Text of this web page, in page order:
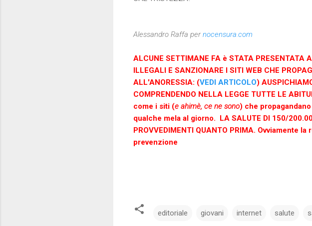
Alessandro Raffa pernocensura.com
ALCUNE SETTIMANE FA è STATA PRESENTATA
ILLEGALI E SANZIONARE I SITI WEB CHE
ALL'ANORESSIA: (VEDI ARTICOLO)
COMPRENDENDO NELLA LEGGE TUTTE LE
come i siti (e ahimè, ce ne sono) che
qualche mela al giorno. LA SALUTE DI 150/
PROVVEDIMENTI QUANTO PRIMA. Ovviamente
prevenzione
editoriale giovani internet salute